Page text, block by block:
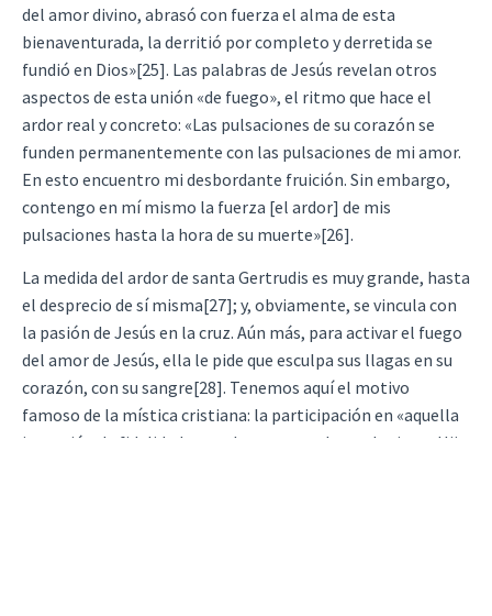
del amor divino, abrasó con fuerza el alma de esta
bienaventurada, la derritió por completo y derretida se
fundió en Dios»[25]. Las palabras de Jesús revelan otros
aspectos de esta unión «de fuego», el ritmo que hace el
ardor real y concreto: «Las pulsaciones de su corazón se
funden permanentemente con las pulsaciones de mi amor.
En esto encuentro mi desbordante fruición. Sin embargo,
contengo en mí mismo la fuerza [el ardor] de mis
pulsaciones hasta la hora de su muerte»[26].
La medida del ardor de santa Gertrudis es muy grande, hasta
el desprecio de sí misma[27]; y, obviamente, se vincula con
la pasión de Jesús en la cruz. Aún más, para activar el fuego
del amor de Jesús, ella le pide que esculpa sus llagas en su
corazón, con su sangre[28]. Tenemos aquí el motivo
famoso de la mística cristiana: la participación en «aquella
intención de fidelidad y aquel amor con el que el mismo Hijo